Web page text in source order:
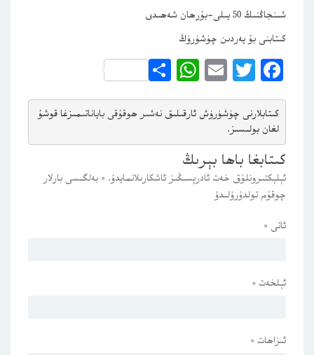
شىنجاڭنىڭ 50 يىلى-بۇرھان شەھىدى
كىتابنى بۇ يەردىن چۈشۈرۈڭ
Facebook
Twitter
Email
WhatsApp
Share
كىتابلارنى چۈشۈرۈش ئارقىلىق نەشىر ھوقۇقى باياناتىمىزغا قوشۇ
لغان بولىسىز.
كىتابغا باھا بېرىڭ
ئېلېكتىرونلۇق خەت ئادرېسىڭىز ئاشكارىلانمايدۇ. * بەلگىسى بارلار
چوقۇم تولدۇرۇلىدۇ
ئاتى *
ئېلخەت *
ئىزاھات *